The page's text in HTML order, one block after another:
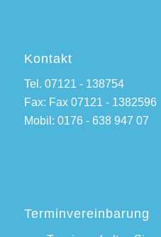
Kontakt
Tel. 07121 - 138754
Fax: Fax 07121 - 1382596
Mobil: 0176 - 638 947 07
Terminvereinbarung